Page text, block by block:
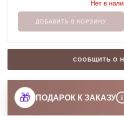
Нет в
ДОБАВИТЬ В КОРЗИНУ
СООБЩИТЬ О
🎁 ПОДАРОК К ЗАКАЗУ i